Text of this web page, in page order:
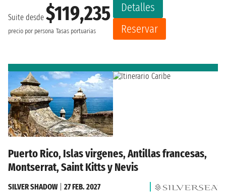
Suite desde $119,235
precio por persona Tasas portuarias
Detalles
Reservar
Puerto Rico, Islas virgenes, Antillas francesas,
Montserrat, Saint Kitts y Nevis
SILVER SHADOW| 27 FEB. 2027